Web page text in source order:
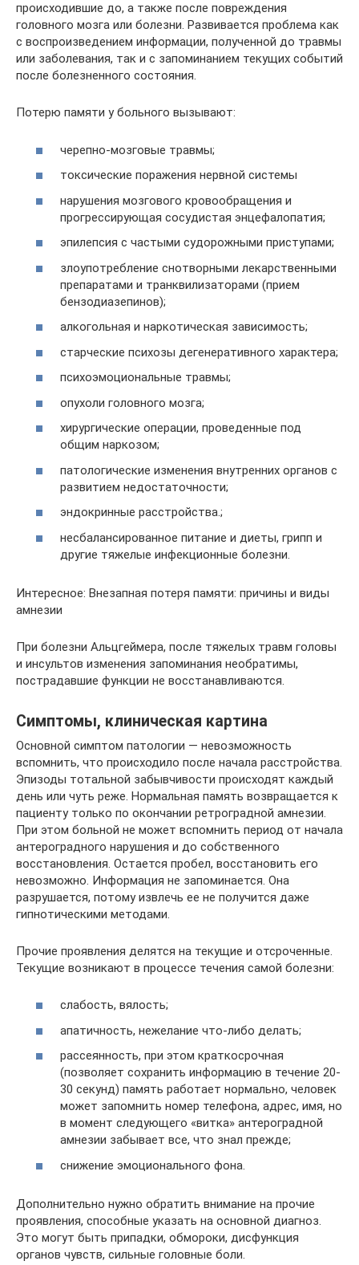
происходившие до, а также после повреждения
головного мозга или болезни. Развивается проблема как
с воспроизведением информации, полученной до травмы
или заболевания, так и с запоминанием текущих событий
после болезненного состояния.
Потерю памяти у больного вызывают:
черепно-мозговые травмы;
токсические поражения нервной системы
нарушения мозгового кровообращения и
прогрессирующая сосудистая энцефалопатия;
эпилепсия с частыми судорожными приступами;
злоупотребление снотворными лекарственными
препаратами и транквилизаторами (прием
бензодиазепинов);
алкогольная и наркотическая зависимость;
старческие психозы дегенеративного характера;
психоэмоциональные травмы;
опухоли головного мозга;
хирургические операции, проведенные под
общим наркозом;
патологические изменения внутренних органов с
развитием недостаточности;
эндокринные расстройства.;
несбалансированное питание и диеты, грипп и
другие тяжелые инфекционные болезни.
Интересное: Внезапная потеря памяти: причины и виды
амнезии
При болезни Альцгеймера, после тяжелых травм головы
и инсультов изменения запоминания необратимы,
пострадавшие функции не восстанавливаются.
Симптомы, клиническая картина
Основной симптом патологии — невозможность
вспомнить, что происходило после начала расстройства.
Эпизоды тотальной забывчивости происходят каждый
день или чуть реже. Нормальная память возвращается к
пациенту только по окончании ретроградной амнезии.
При этом больной не может вспомнить период от начала
антероградного нарушения и до собственного
восстановления. Остается пробел, восстановить его
невозможно. Информация не запоминается. Она
разрушается, потому извлечь ее не получится даже
гипнотическими методами.
Прочие проявления делятся на текущие и отсроченные.
Текущие возникают в процессе течения самой болезни:
слабость, вялость;
апатичность, нежелание что-либо делать;
рассеянность, при этом краткосрочная
(позволяет сохранить информацию в течение 20-
30 секунд) память работает нормально, человек
может запомнить номер телефона, адрес, имя, но
в момент следующего «витка» антероградной
амнезии забывает все, что знал прежде;
снижение эмоционального фона.
Дополнительно нужно обратить внимание на прочие
проявления, способные указать на основной диагноз.
Это могут быть припадки, обмороки, дисфункция
органов чувств, сильные головные боли.